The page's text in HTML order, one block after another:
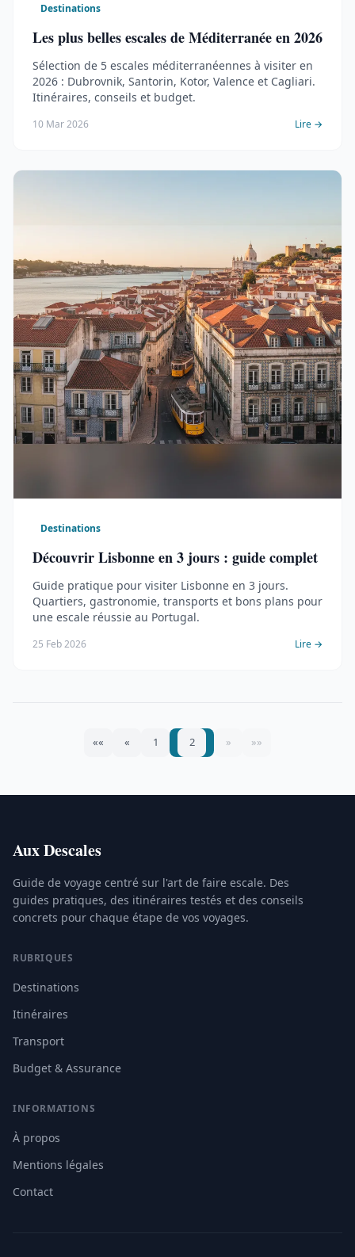
Destinations
Les plus belles escales de Méditerranée en 2026
Sélection de 5 escales méditerranéennes à visiter en
2026 : Dubrovnik, Santorin, Kotor, Valence et Cagliari.
Itinéraires, conseils et budget.
10 Mar 2026 Lire →
Destinations
Découvrir Lisbonne en 3 jours : guide complet
Guide pratique pour visiter Lisbonne en 3 jours.
Quartiers, gastronomie, transports et bons plans pour
une escale réussie au Portugal.
25 Feb 2026 Lire →
«« « 1 2 » »»
Aux Descales
Guide de voyage centré sur l'art de faire escale. Des
guides pratiques, des itinéraires testés et des conseils
concrets pour chaque étape de vos voyages.
RUBRIQUES
Destinations
Itinéraires
Transport
Budget & Assurance
INFORMATIONS
À propos
Mentions légales
Contact